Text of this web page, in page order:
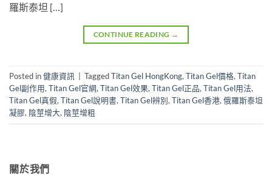
羅斯泰坦 […]
CONTINUE READING →
Posted in健康資訊 TaggedTitan Gel HongKong, Titan Gel價格, Titan
Gel副作用, Titan Gel官網, Titan Gel效果, Titan Gel正品, Titan Gel用法,
Titan Gel真假, Titan Gel說明書, Titan Gel辨別, Titan Gel香港, 俄羅斯泰坦
凝膠, 陰莖增大, 陰莖增粗
關於我們